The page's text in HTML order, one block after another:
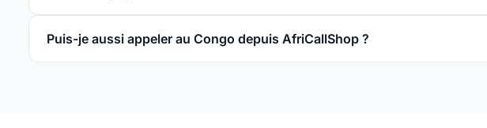
Puis-je aussi appeler au Congo depuis AfriCallShop ?